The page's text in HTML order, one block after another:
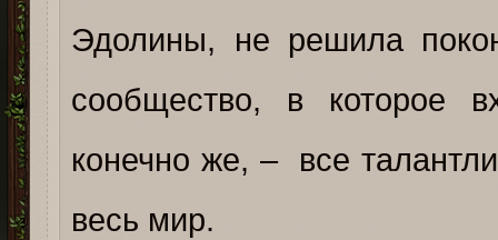
Эдолины, не решила
сообщество, в которое
конечно же, – все
весь мир.